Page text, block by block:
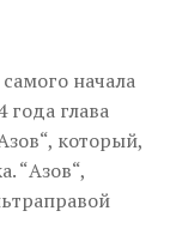
начала
года глава
который,
“Азов“,